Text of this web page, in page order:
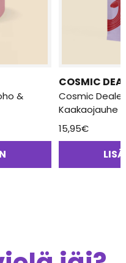
&
COSMIC
Cosmic
Kaakaojauhe
15,95€